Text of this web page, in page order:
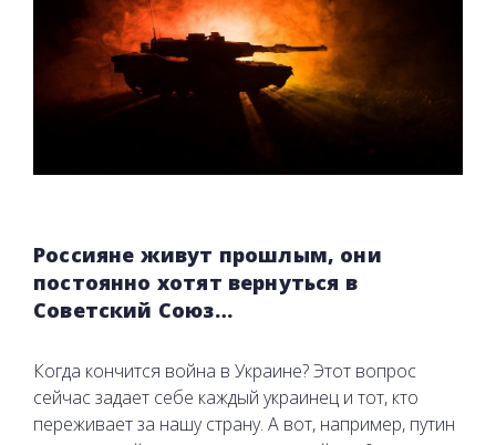
Россияне живут прошлым, они
постоянно хотят вернуться в
Советский Союз…
Когда кончится война в Украине? Этот вопрос
сейчас задает себе каждый украинец и тот, кто
переживает за нашу страну. А вот, например, путин